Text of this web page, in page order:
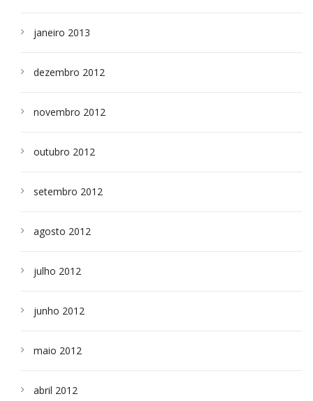
janeiro 2013
dezembro 2012
novembro 2012
outubro 2012
setembro 2012
agosto 2012
julho 2012
junho 2012
maio 2012
abril 2012